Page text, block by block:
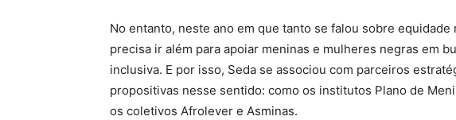
No entanto, neste ano em que tanto se falou sobre equidade
precisa ir além para apoiar meninas e mulheres negras em
inclusiva. E por isso, Seda se associou com parceiros
propositivas nesse sentido: como os institutos Plano de
os coletivos Afrolever e Asminas.